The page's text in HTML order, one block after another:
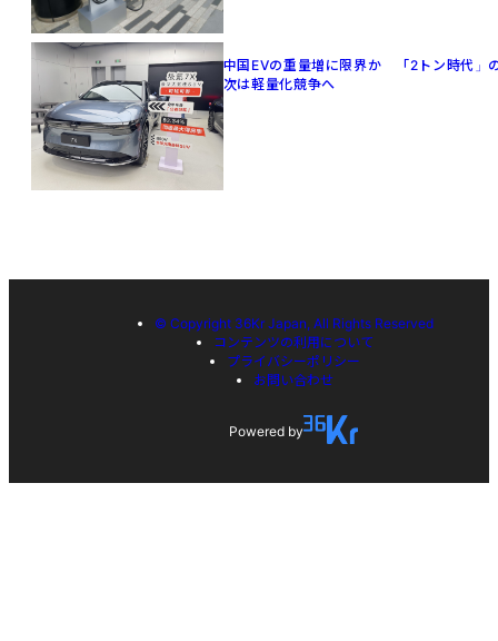
中国EVの重量増に限界か 「2トン時代」
次は軽量化競争へ
© Copyright 36Kr Japan, All Rights Reserved
コンテンツの利用について
プライバシーポリシー
お問い合わせ
Powered by